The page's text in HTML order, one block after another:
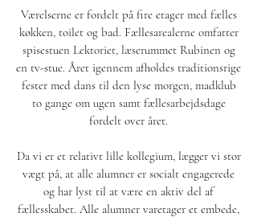
Værelserne er fordelt på fire etager med fælles
køkken, toilet og bad. Fællesarealerne omfatter
spisestuen Lektoriet, læserummet Rubinen og
en tv-stue. Året igennem afholdes traditionsrige
fester med dans til den lyse morgen, madklub
to gange om ugen samt fællesarbejdsdage
fordelt over året.
Da vi er et relativt lille kollegium, lægger vi stor
vægt på, at alle alumner er socialt engagerede
og har lyst til at være en aktiv del af
fællesskabet. Alle alumner varetager et embede,